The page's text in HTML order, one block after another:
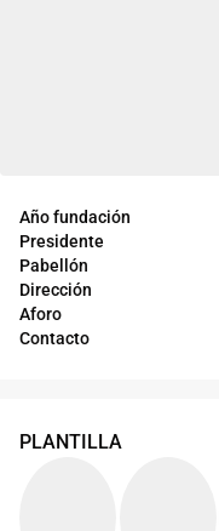
Año fundación
Presidente
Pabellón
Dirección
Aforo
Contacto
PLANTILLA